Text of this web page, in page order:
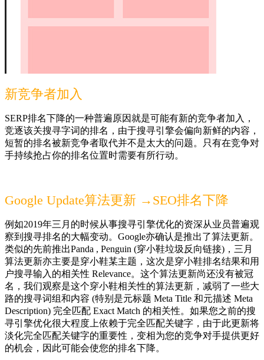
新竞争者加入
SERP排名下降的一种普遍原因就是可能有新的竞争者加入，
竞逐该关搜寻字词的排名，由于搜寻引擎会偏向新鲜的内容，
短暂的排名被新竞争者取代并不是太大的问题。只有在竞争对
手持续抢占你的排名位置时需要有所行动。
Google Update算法更新 →SEO排名下降
例如2019年三月的时候从事搜寻引擎优化的资深从业员普遍观
察到搜寻排名的大幅变动。Google亦确认是推出了算法更新。
类似的先前推出Panda , Penguin (穿小鞋垃圾反向链接)，三月
算法更新亦主要是穿小鞋某主题，这次是穿小鞋排名结果和用
户搜寻输入的相关性 Relevance。这个算法更新尚还没有被冠
名，我们观察是这个穿小鞋相关性的算法更新，减弱了一些大
路的搜寻词组和内容 (特别是元标题 Meta Title 和元描述 Meta
Description) 完全匹配 Exact Match 的相关性。如果您之前的搜
寻引擎优化很大程度上依赖于完全匹配关键字，由于此更新将
淡化完全匹配关键字的重要性，变相为您的竞争对手提供更好
的机会，因此可能会使您的排名下降。